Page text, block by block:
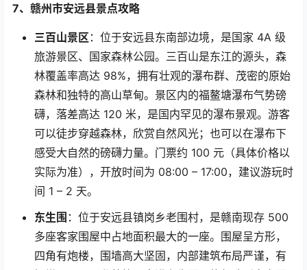
7、赣州市安远县景点攻略
三百山景区 ：位于安远县东南部边境，是国家 4A 级
旅游景区、国家森林公园。三百山是东江的源头，森
林覆盖率高达 98%，拥有壮观的瀑布群、茂密的原始
森林和独特的高山草甸。景区内的福鳌塘瀑布气势磅
礴，落差高达 120 米，是国内罕见的瀑布景观。游客
可以徒步穿越森林，欣赏自然风光；也可以在瀑布下
感受大自然的磅礴力量。门票约 100 元（具体价格以
实际为准），开放时间为 08:00 – 17:00，建议游玩时
间 1 – 2 天。
东生围 ：位于安远县镇岗乡老围村，是赣南现存 500
多座客家围屋中占地面积最大的一座。围屋呈方形，
四角有炮楼，围墙高大坚固，内部建筑布局严谨，有